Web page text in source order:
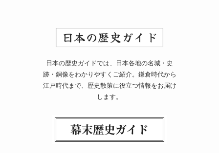
日本の歴史ガイドでは、日本各地の名城・史
跡・銅像をわかりやすくご紹介。鎌倉時代から
江戸時代まで、歴史散策に役立つ情報をお届け
します。